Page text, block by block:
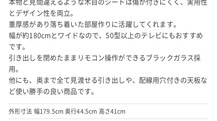
とデザイン性を両立。
重厚感があり落ち着いた部屋作りに活躍してくれます。
幅が約180cmとワイドなので、50型以上のテレビにもおすすめ
です。
引き出しを閉めたままリモコン操作ができるブラックガラス採
用。
他にも、奥まで全て見渡せる引き出しや、配線用穴付きの天板な
ど使い勝手の良い商品です。
外形寸法 幅179.5cm 奥行44.5cm 高さ41cm